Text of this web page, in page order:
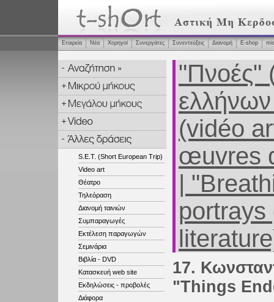
Εταιρεία Νέα Χορηγοί Συνεργάτες Συνεντεύξεις Διανομή Ε-shop
S.E.T. (Short European Trip)
Video art
Θέατρο
Τηλεόραση
Διανομή ταινιών
Συμπαραγωγές
Εκτέλεση παραγωγών
Σεμινάρια
Βιβλία - DVD
Κατασκευή web site
Εκδηλώσεις - προβολές
Διάφορα
"Πνοές"
(vidéo
œuvres
|
portrays
17.
"Things